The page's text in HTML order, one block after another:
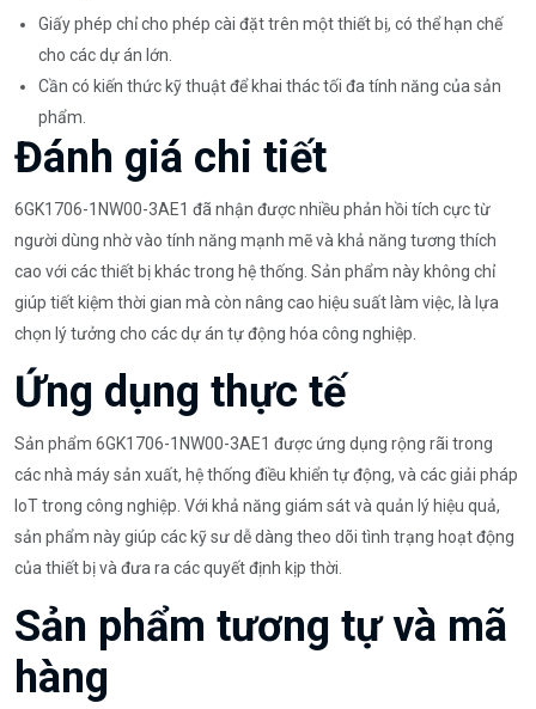
Giấy phép chỉ cho phép cài đặt trên một thiết bị, có thể hạn chế
cho các dự án lớn.
Cần có kiến thức kỹ thuật để khai thác tối đa tính năng của sản
phẩm.
Đánh giá chi tiết
6GK1706-1NW00-3AE1 đã nhận được nhiều phản hồi tích cực từ
người dùng nhờ vào tính năng mạnh mẽ và khả năng tương thích
cao với các thiết bị khác trong hệ thống. Sản phẩm này không chỉ
giúp tiết kiệm thời gian mà còn nâng cao hiệu suất làm việc, là lựa
chọn lý tưởng cho các dự án tự động hóa công nghiệp.
Ứng dụng thực tế
Sản phẩm 6GK1706-1NW00-3AE1 được ứng dụng rộng rãi trong
các nhà máy sản xuất, hệ thống điều khiển tự động, và các giải pháp
IoT trong công nghiệp. Với khả năng giám sát và quản lý hiệu quả,
sản phẩm này giúp các kỹ sư dễ dàng theo dõi tình trạng hoạt động
của thiết bị và đưa ra các quyết định kịp thời.
Sản phẩm tương tự và mã
hàng